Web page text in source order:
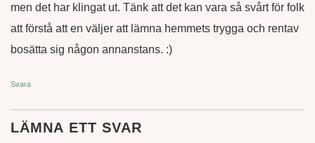
men det har klingat ut. Tänk att det kan vara så svårt för folk
att förstå att en väljer att lämna hemmets trygga och rentav
bosätta sig någon annanstans. :)
Svara
LÄMNA ETT SVAR